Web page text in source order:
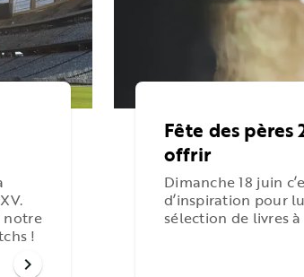
notre
!
chevron_right
Fête des pères
offrir
Dimanche 18 juin
d’inspiration pour
sélection de livres